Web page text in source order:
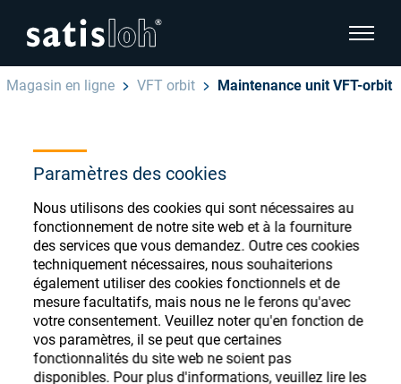
Paramètres des cookies
Nous utilisons des cookies qui sont nécessaires au
fonctionnement de notre site web et à la fourniture
des services que vous demandez. Outre ces cookies
techniquement nécessaires, nous souhaiterions
également utiliser des cookies fonctionnels et de
mesure facultatifs, mais nous ne le ferons qu'avec
votre consentement. Veuillez noter qu'en fonction de
vos paramètres, il se peut que certaines
fonctionnalités du site web ne soient pas
disponibles. Pour plus d'informations, veuillez lire les
afficher
Français
Ophtalmique
Optique de précision
Qui sommes-nous ?
cacher la navigation de la page
Deutsch
Español
汉语
Magasin en ligne VFT orbit Maintenance unit VFT-orbit
Magasin de
consommables
ophtalmiques
Enregistrez-vous ou connectez-vous pour
accéder à vos comptes et découvrir notre